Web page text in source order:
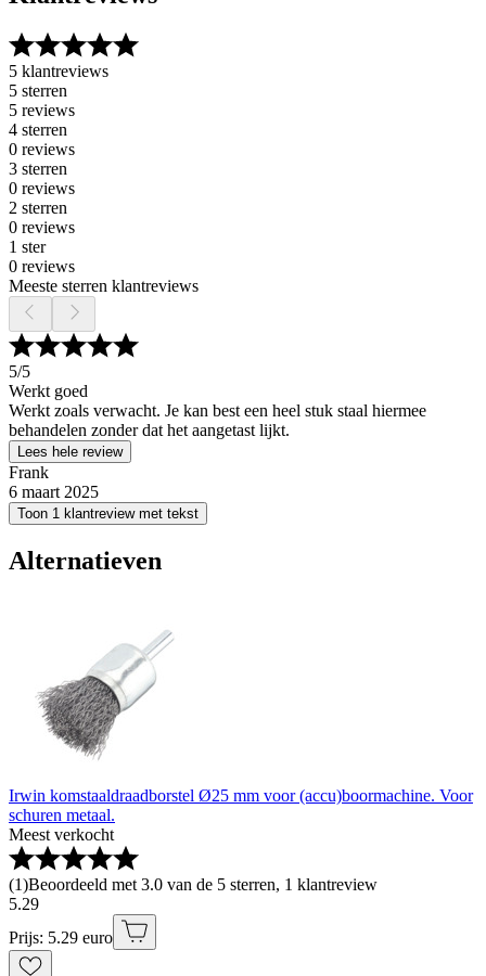
5 klantreviews
5 sterren
5 reviews
4 sterren
0 reviews
3 sterren
0 reviews
2 sterren
0 reviews
1 ster
0 reviews
Meeste sterren klantreviews
5/5
Werkt goed
Werkt zoals verwacht. Je kan best een heel stuk staal hiermee
behandelen zonder dat het aangetast lijkt.
Lees hele review
Frank
6 maart 2025
Toon 1 klantreview met tekst
Alternatieven
Irwin komstaaldraadborstel Ø25 mm voor (accu)boormachine. Voor
schuren metaal.
Meest verkocht
(1)Beoordeeld met 3.0 van de 5 sterren, 1 klantreview
5.29
Prijs: 5.29 euro